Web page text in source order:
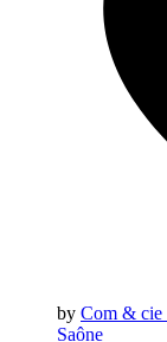
by Com & cie
Saône